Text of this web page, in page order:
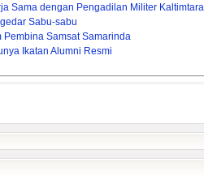
Sama dengan Pengadilan Militer Kaltimtara
Sabu-sabu
Samsat Samarinda
Ikatan Alumni Resmi